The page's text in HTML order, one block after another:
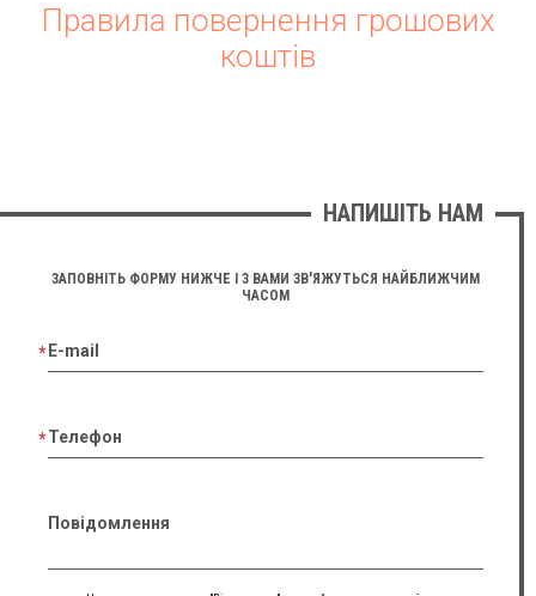
Правила повернення грошових
коштів
НАПИШІТЬ НАМ
ЗАПОВНІТЬ ФОРМУ НИЖЧЕ І З ВАМИ ЗВ'ЯЖУТЬСЯ НАЙБЛИЖЧИМ
ЧАСОМ
E-mail
Телефон
Повідомлення